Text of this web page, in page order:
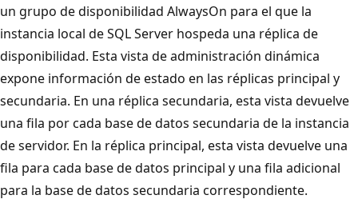
un grupo de disponibilidad AlwaysOn para el que la
instancia local de SQL Server hospeda una réplica de
disponibilidad. Esta vista de administración dinámica
expone información de estado en las réplicas principal y
secundaria. En una réplica secundaria, esta vista devuelve
una fila por cada base de datos secundaria de la instancia
de servidor. En la réplica principal, esta vista devuelve una
fila para cada base de datos principal y una fila adicional
para la base de datos secundaria correspondiente.